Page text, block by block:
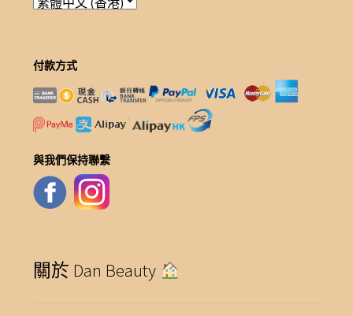
付款方式
與我們保持聯繫
關於 Dan Beauty